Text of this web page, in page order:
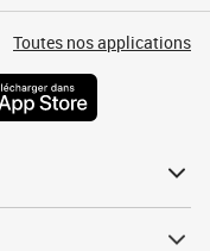
Toutes nos applications